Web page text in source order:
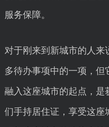
服务保障。
对于刚来到新城市的人来
多待办事项中的一项，但
融入这座城市的起点，是
们手持居住证，享受这座